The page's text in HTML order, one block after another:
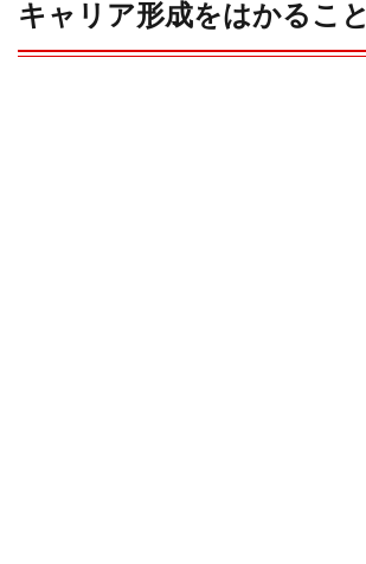
キャリア形成をはかること